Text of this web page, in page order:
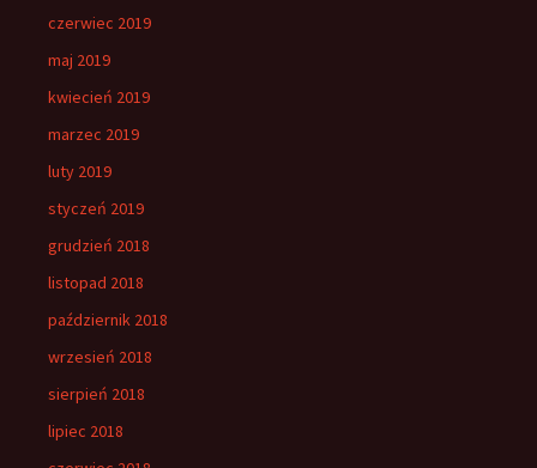
czerwiec 2019
maj 2019
kwiecień 2019
marzec 2019
luty 2019
styczeń 2019
grudzień 2018
listopad 2018
październik 2018
wrzesień 2018
sierpień 2018
lipiec 2018